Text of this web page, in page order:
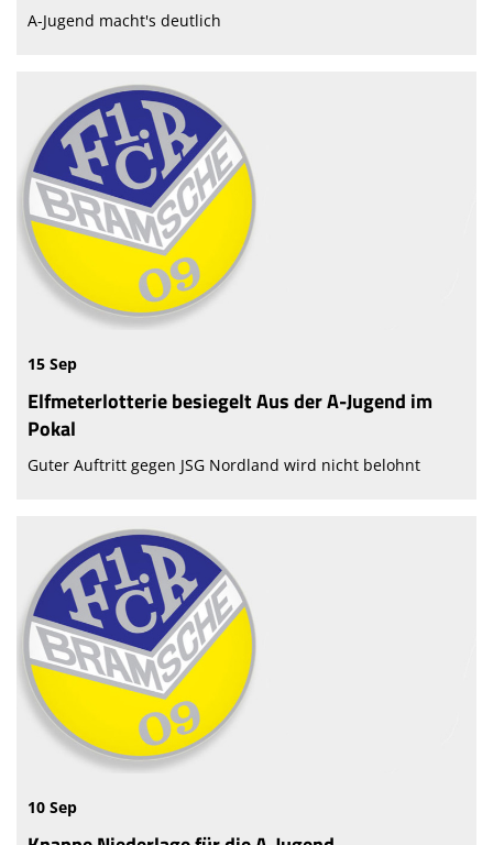
A-Jugend macht's deutlich
15 Sep
Elfmeterlotterie besiegelt Aus der A-Jugend im
Pokal
Guter Auftritt gegen JSG Nordland wird nicht belohnt
10 Sep